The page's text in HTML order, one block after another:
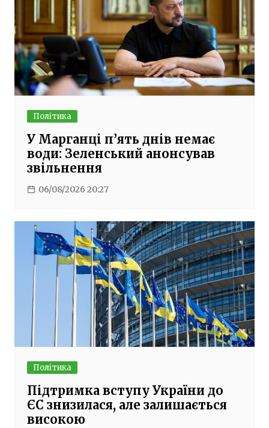
Політика
У Марганці п’ять днів немає
води: Зеленський анонсував
звільнення
06/08/2026 20:27
Політика
Підтримка вступу України до
ЄС знизилася, але залишається
високою